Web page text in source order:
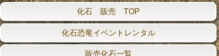
化石 販売 TOP
化石恐竜イベントレンタル
販売化石一覧